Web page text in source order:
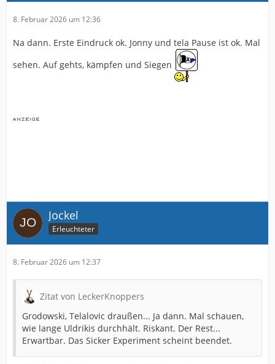
8. Februar 2026 um 12:36
Na dann. Erste Eindruck ok. Jonny und tela Pause ist ok. Mal
sehen. Auf gehts, kämpfen und Siegen
Jockel
Erleuchteter
8. Februar 2026 um 12:37
Zitat von LeckerKnoppers
Grodowski, Telalovic draußen... Ja dann. Mal schauen,
wie lange Uldrikis durchhält. Riskant. Der Rest...
Erwartbar. Das Sicker Experiment scheint beendet.